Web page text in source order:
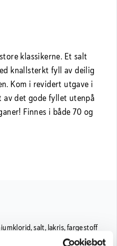
klassikerne. Et salt
knallsterkt fyll av deilig
Kom i revidert utgave i
av det gode fyllet utenpå
Finnes i både 70 og
salt, lakris, fargestoff
(E903,